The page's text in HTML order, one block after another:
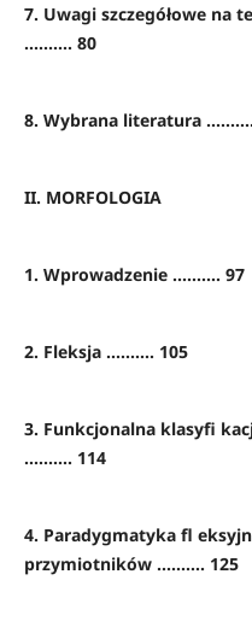
7. Uwagi szczegółowe na
.......... 80
8. Wybrana literatura
II. MORFOLOGIA
1. Wprowadzenie .......... 97
2. Fleksja .......... 105
3. Funkcjonalna klasyfi
.......... 114
4. Paradygmatyka fl
przymiotników .......... 125